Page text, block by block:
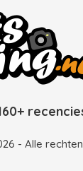
- Alle